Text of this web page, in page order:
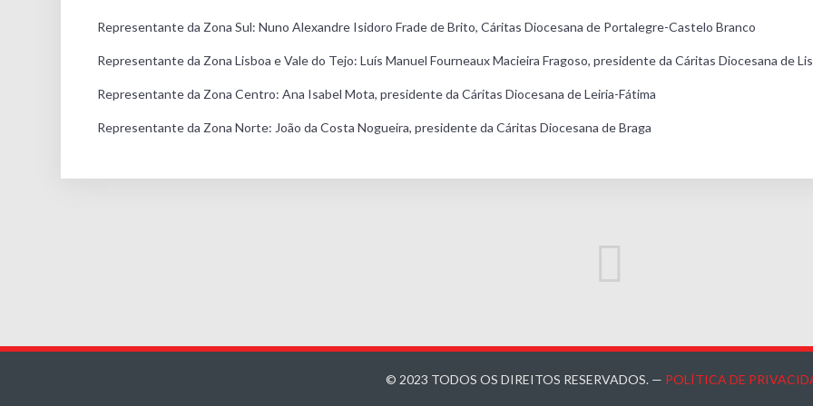
Representante da Zona Sul: Nuno Alexandre Isidoro Frade de Brito, Cáritas Diocesana de Portalegre-Castelo Branco
Representante da Zona Lisboa e Vale do Tejo: Luís Manuel Fourneaux Macieira Fragoso, presidente da Cáritas Diocesana de
Representante da Zona Centro: Ana Isabel Mota, presidente da Cáritas Diocesana de Leiria-Fátima
Representante da Zona Norte: João da Costa Nogueira, presidente da Cáritas Diocesana de Braga
© 2023 TODOS OS DIREITOS RESERVADOS. — POLÍTICA DE